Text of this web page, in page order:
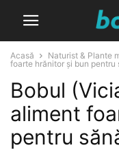
Acasă Naturist & Plante
foarte hrănitor și bun pentru
Bobul
aliment
pentru